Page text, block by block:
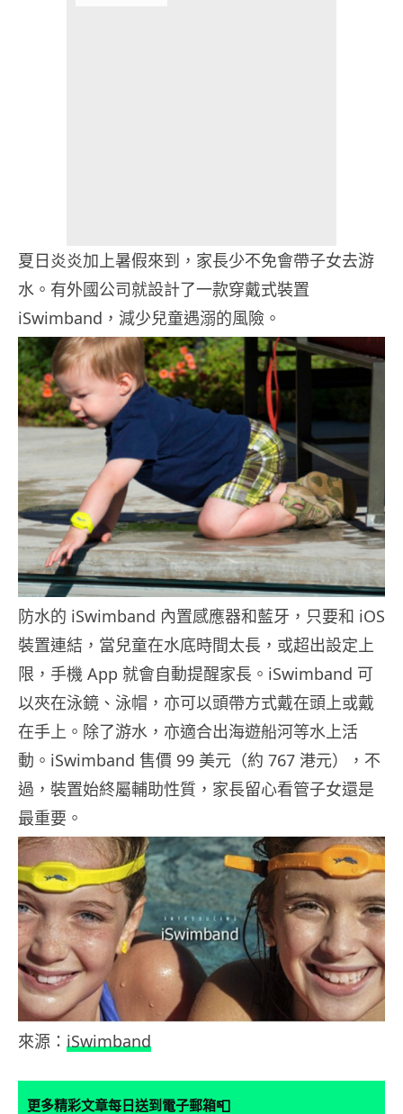
夏日炎炎加上暑假來到，家長少不免會帶子女去游
水。有外國公司就設計了一款穿戴式裝置
iSwimband，減少兒童遇溺的風險。
防水的 iSwimband 內置感應器和藍牙，只要和 iOS
裝置連結，當兒童在水底時間太長，或超出設定上
限，手機 App 就會自動提醒家長。iSwimband 可
以夾在泳鏡、泳帽，亦可以頭帶方式戴在頭上或戴
在手上。除了游水，亦適合出海遊船河等水上活
動。iSwimband 售價 99 美元（約 767 港元），不
過，裝置始終屬輔助性質，家長留心看管子女還是
最重要。
來源： iSwimband
更多精彩文章每日送到電子郵箱📮